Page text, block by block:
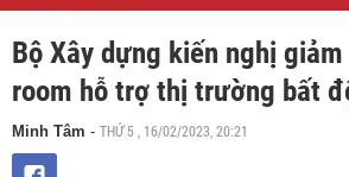
Bộ Xây dựng kiến nghị
room hỗ trợ thị trường bất
Minh Tâm - THỨ 5 , 16/02/2023, 20:21